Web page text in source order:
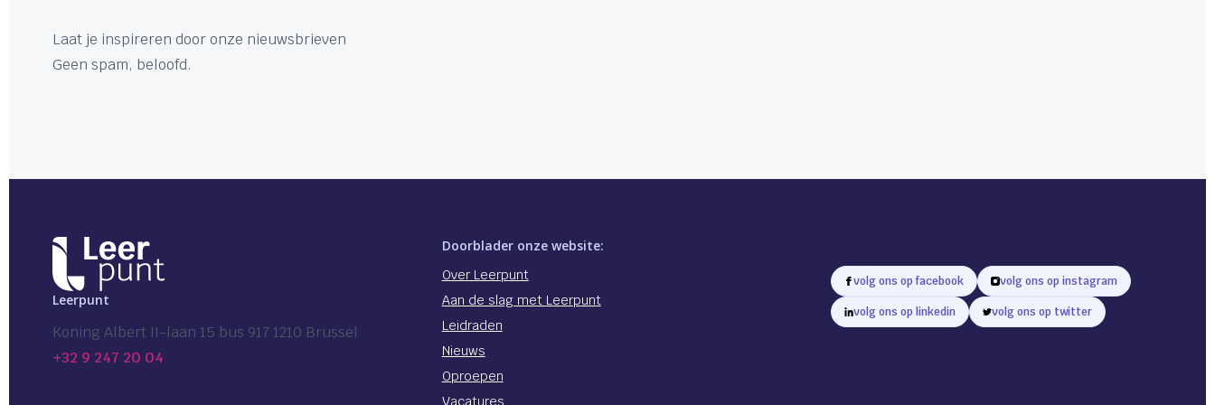
Laat je inspireren door onze nieuwsbrieven
Geen spam, beloofd.
Leerpunt
Koning Albert II-laan 15 bus 917 1210 Brussel
+32 9 247 20 04
Doorblader onze website:
Over Leerpunt
Aan de slag met Leerpunt
Leidraden
Nieuws
Oproepen
Vacatures
volg ons op facebook volg ons op instagram
volg ons op linkedin volg ons op twitter